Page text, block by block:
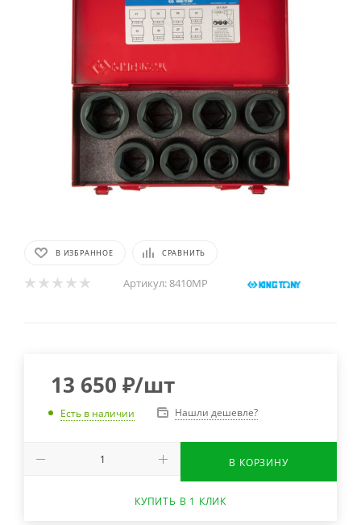
В ИЗБРАННОЕ СРАВНИТЬ
Артикул:8410MP
13 650 ₽/шт
Есть в наличии Нашли дешевле?
В КОРЗИНУ
КУПИТЬ В 1 КЛИК